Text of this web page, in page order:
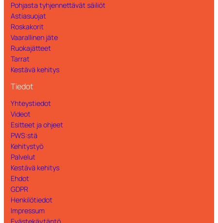
Multi tarrat – Restavfall
Multi tarrat – Tidningar
Pohjasta tyhjennettävät säiliöt
Astiasuojat
Roskakorit
Vaarallinen jäte
Ruokajätteet
Tarrat
Kestävä kehitys
Tiedot
Yhteystiedot
Videot
Esitteet ja ohjeet
PWS:stä
Kehitystyö
Palvelut
Kestävä kehitys
Ehdot
GDPR
Henkilötiedot
Impressum